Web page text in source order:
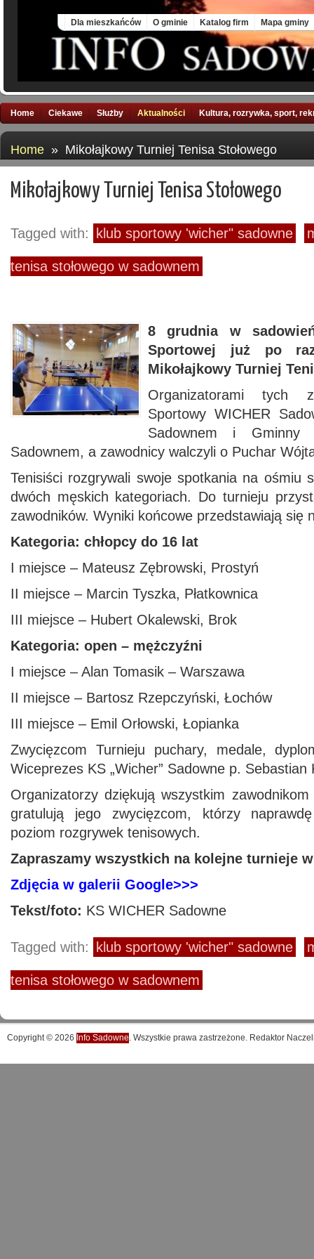
Dla mieszkańców O gminie Katalog firm Mapa gminy
Home Ciekawe Służby Aktualności Kultura, rozrywka, sport,
Home » Mikołajkowy Turniej Tenisa Stołowego
Mikołajkowy Turniej Tenisa Stołowego
Tagged with: klub sportowy 'wicher" sadowne
tenisa stołowego w sadownem
8 grudnia w
Sportowej już po
Mikołajkowy Turniej
Organizatorami tych
Sportowy WICHER
Sadownem i Gminny
Sadownem, a zawodnicy walczyli o Puchar
Tenisiści rozgrywali swoje spotkania na ośmiu
dwóch męskich kategoriach. Do turnieju
zawodników. Wyniki końcowe przedstawiają się
Kategoria: chłopcy do 16 lat
I miejsce – Mateusz Zębrowski, Prostyń
II miejsce – Marcin Tyszka, Płatkownica
III miejsce – Hubert Okalewski, Brok
Kategoria: open – mężczyźni
I miejsce – Alan Tomasik – Warszawa
II miejsce – Bartosz Rzepczyński, Łochów
III miejsce – Emil Orłowski, Łopianka
Zwycięzcom Turnieju puchary, medale,
Wiceprezes KS „Wicher” Sadowne p. Sebastian
Organizatorzy dziękują wszystkim
gratulują jego zwycięzcom, którzy
poziom rozgrywek tenisowych.
Zapraszamy wszystkich na kolejne turnieje
Zdjęcia w galerii Google>>>
Tekst/foto: KS WICHER Sadowne
Tagged with: klub sportowy 'wicher" sadowne
tenisa stołowego w sadownem
Copyright © 2026 Info Sadowne. Wszystkie prawa zastrzeżone. Redaktor